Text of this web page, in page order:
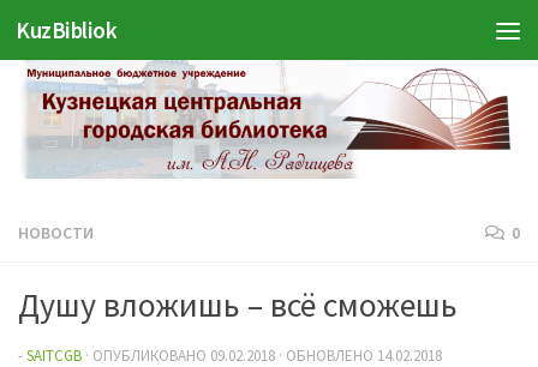
Перейти к содержимому
KuzBibliok
НОВОСТИ 0
Душу вложишь – всё сможешь
-SAITCGB · ОПУБЛИКОВАНО 09.02.2018 · ОБНОВЛЕНО 14.02.2018